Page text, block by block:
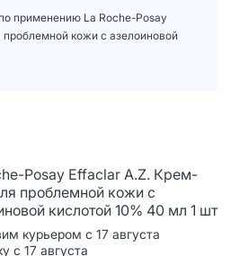
применению La Roche-Posay
кожи с азелоиновой
Posay Effaclar A.Z. Крем-
проблемной кожи с
кислотой 10% 40 мл 1 шт
курьером с 17 августа
с 17 августа